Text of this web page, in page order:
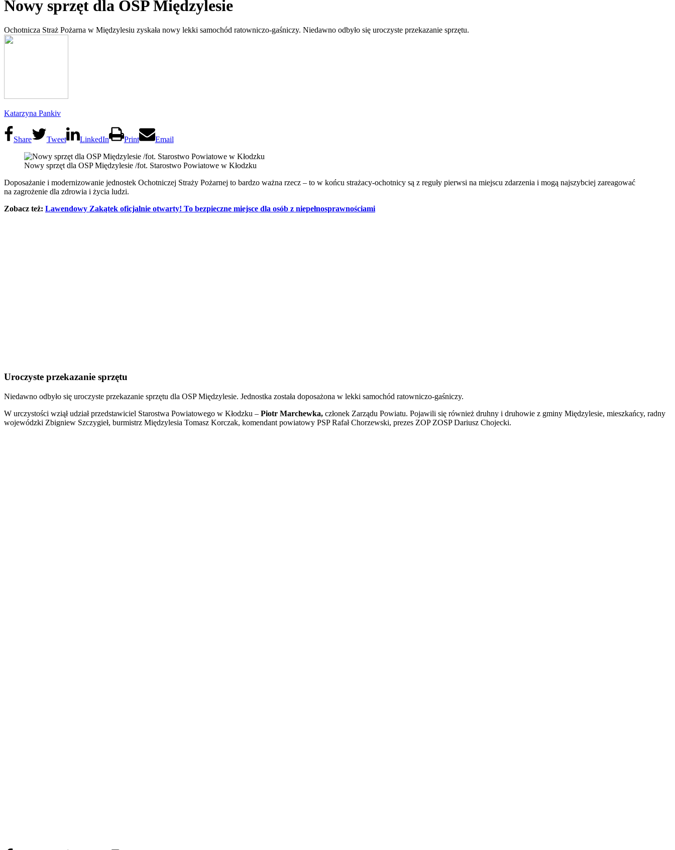
Nowy sprzęt dla OSP Międzylesie
Ochotnicza Straż Pożarna w Międzylesiu zyskała nowy lekki samochód ratowniczo-gaśniczy. Niedawno odbyło się uroczyste przekazanie sprzętu.
Katarzyna Pankiv
Share Tweet LinkedIn Print Email
Nowy sprzęt dla OSP Międzylesie /fot. Starostwo Powiatowe w Kłodzku
Doposażanie i modernizowanie jednostek Ochotniczej Straży Pożarnej to bardzo ważna rzecz – to w końcu strażacy-ochotnicy są z reguły pierwsi na miejscu zdarzenia i mogą najszybciej zareagować
na zagrożenie dla zdrowia i życia ludzi.
Zobacz też: Lawendowy Zakątek oficjalnie otwarty! To bezpieczne miejsce dla osób z niepełnosprawnościami
Uroczyste przekazanie sprzętu
Niedawno odbyło się uroczyste przekazanie sprzętu dla OSP Międzylesie. Jednostka została doposażona w lekki samochód ratowniczo-gaśniczy.
W urczystości wziął udział przedstawiciel Starostwa Powiatowego w Kłodzku – Piotr Marchewka, członek Zarządu Powiatu. Pojawili się również druhny i druhowie z gminy Międzylesie, mieszkańcy, radny
wojewódzki Zbigniew Szczygieł, burmistrz Międzylesia Tomasz Korczak, komendant powiatowy PSP Rafał Chorzewski, prezes ZOP ZOSP Dariusz Chojecki.